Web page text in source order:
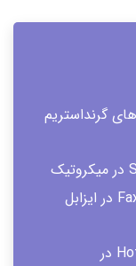
آموزش راه اندازی هات اسپات یا Hotspot در